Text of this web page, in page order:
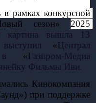
в рамках конкурсной
сезон» 2025
картина вышла 13
выступил «Централ
в «Газпром-Медиа
Фильмы Иви.
Кинокомпания
при поддержке